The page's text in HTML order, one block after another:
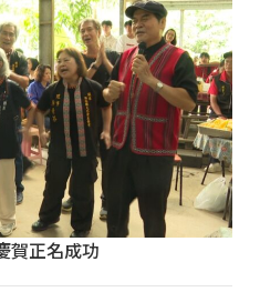
賀正名成功